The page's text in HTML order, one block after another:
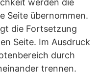
werden die
Seite übernommen.
die Fortsetzung
Seite. Im Ausdruck
durch
trennen.